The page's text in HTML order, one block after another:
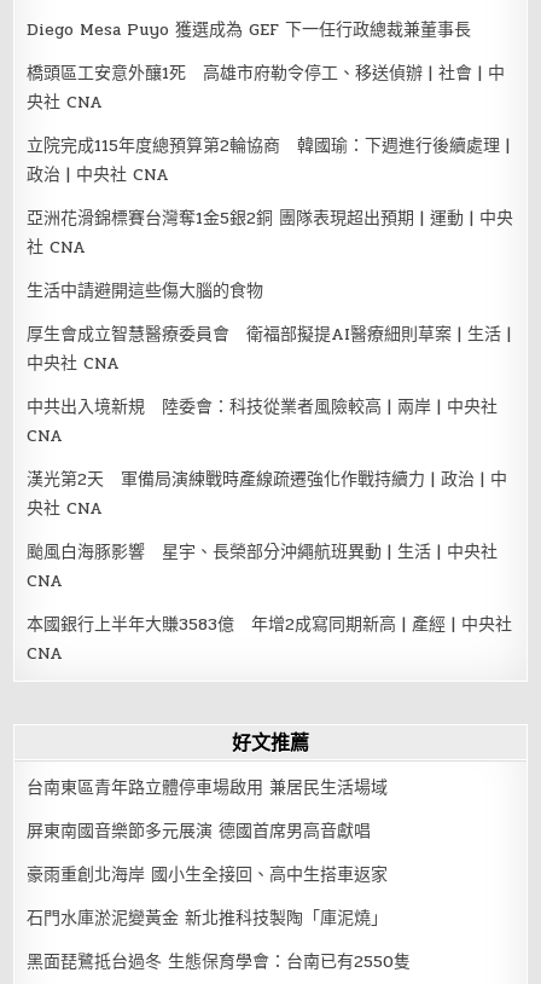
Diego Mesa Puyo 獲選成為 GEF 下一任行政總裁兼董事長
橋頭區工安意外釀1死 高雄市府勒令停工、移送偵辦 | 社會 | 中
央社 CNA
立院完成115年度總預算第2輪協商 韓國瑜：下週進行後續處理 |
政治 | 中央社 CNA
亞洲花滑錦標賽台灣奪1金5銀2銅 團隊表現超出預期 | 運動 | 中央
社 CNA
生活中請避開這些傷大腦的食物
厚生會成立智慧醫療委員會 衛福部擬提AI醫療細則草案 | 生活 |
中央社 CNA
中共出入境新規 陸委會：科技從業者風險較高 | 兩岸 | 中央社
CNA
漢光第2天 軍備局演練戰時產線疏遷強化作戰持續力 | 政治 | 中
央社 CNA
颱風白海豚影響 星宇、長榮部分沖繩航班異動 | 生活 | 中央社
CNA
本國銀行上半年大賺3583億 年增2成寫同期新高 | 產經 | 中央社
CNA
好文推薦
台南東區青年路立體停車場啟用 兼居民生活場域
屏東南國音樂節多元展演 德國首席男高音獻唱
豪雨重創北海岸 國小生全接回、高中生搭車返家
石門水庫淤泥變黃金 新北推科技製陶「庫泥燒」
黑面琵鷺抵台過冬 生態保育學會：台南已有2550隻